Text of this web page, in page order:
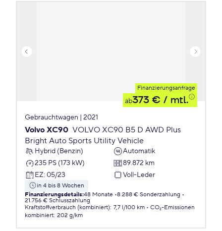
Finanzierungsanfrage
ab373 € / mtl.
Gebrauchtwagen | 2021
Volvo XC90 VOLVO XC90 B5 D AWD Plus
Bright Auto Sports Utility Vehicle
Hybrid (Benzin)
Automatik
235 PS (173 kW)
89.872 km
EZ: 05/23 Voll-Leder
in 4 bis 8 Wochen
Finanzierungsdetails:48 Monate 8.288 € Sonderzahlung
21.756 € Schlusszahlung
Kraftstoffverbrauch (kombiniert): 7,7 l/100 km
CO₂-Emissionen
kombiniert: 202 g/km